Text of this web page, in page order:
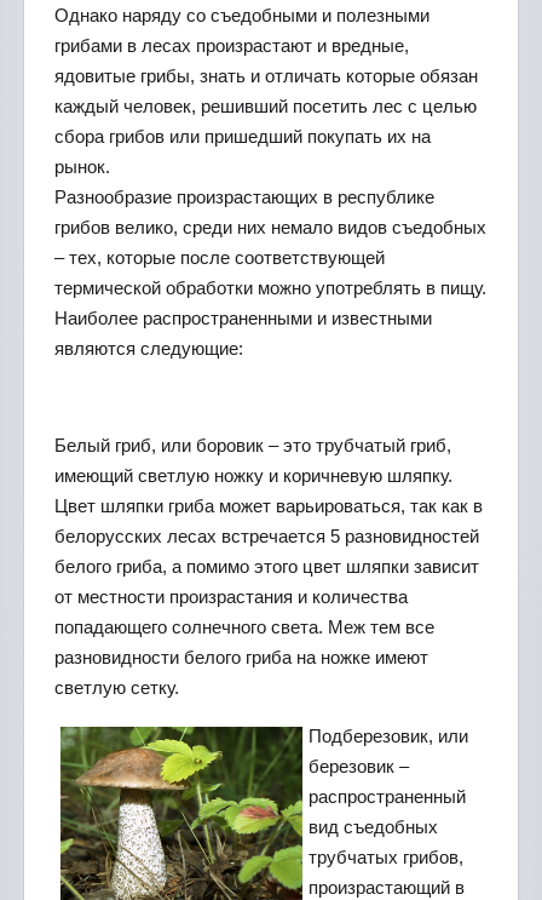
Однако наряду со съедобными и полезными
грибами в лесах произрастают и вредные,
ядовитые грибы, знать и отличать которые обязан
каждый человек, решивший посетить лес с целью
сбора грибов или пришедший покупать их на
рынок.
Разнообразие произрастающих в республике
грибов велико, среди них немало видов съедобных
– тех, которые после соответствующей
термической обработки можно употреблять в пищу.
Наиболее распространенными и известными
являются следующие:
Белый гриб, или боровик – это трубчатый гриб,
имеющий светлую ножку и коричневую шляпку.
Цвет шляпки гриба может варьироваться, так как в
белорусских лесах встречается 5 разновидностей
белого гриба, а помимо этого цвет шляпки зависит
от местности произрастания и количества
попадающего солнечного света. Меж тем все
разновидности белого гриба на ножке имеют
светлую сетку.
Подберезовик, или
березовик –
распространенный
вид съедобных
трубчатых грибов,
произрастающий в